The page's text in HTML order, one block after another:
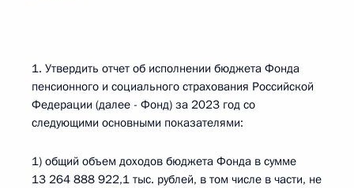
1. Утвердить отчет об исполнении бюджета Фонда
пенсионного и социального страхования Российской
Федерации (далее - Фонд) за 2023 год со
следующими основными показателями:
1) общий объем доходов бюджета Фонда в сумме
13 264 888 922,1 тыс. рублей, в том числе в части, не